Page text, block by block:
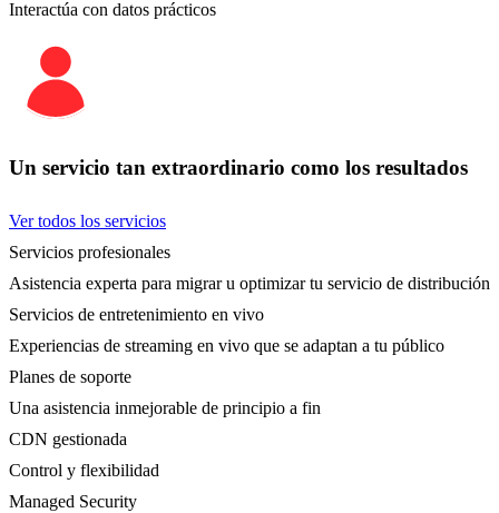
Interactúa con datos prácticos
Un servicio tan extraordinario como los resultados
Ver todos los servicios
Servicios profesionales
Asistencia experta para migrar u optimizar tu servicio de distribución
Servicios de entretenimiento en vivo
Experiencias de streaming en vivo que se adaptan a tu público
Planes de soporte
Una asistencia inmejorable de principio a fin
CDN gestionada
Control y flexibilidad
Managed Security